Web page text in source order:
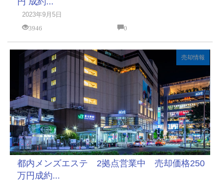
2023年9月5日
3946
0
売却情報
都内メンズエステ 2拠点営業中 売却価格250
万円成約...